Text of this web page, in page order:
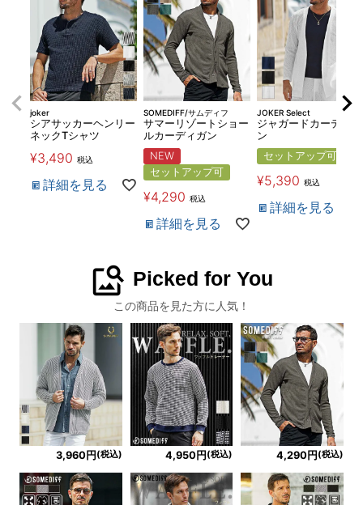
joker
シアサッカーヘンリー
ネックTシャツ
¥3,490 税込
詳細を見る
SOMEDIFF/サムディフ
サマーリゾートショー
ルカーディガン
NEW
セットアップ可
¥4,290 税込
詳細を見る
JOKER Select
ジャガードカーディガ
ン
セットアップ可
¥5,390 税込
詳細を見る
image_search Picked for You
この商品を見た方に人気！
3,960円 (税込) 4,950円 (税込) 4,290円 (税込)